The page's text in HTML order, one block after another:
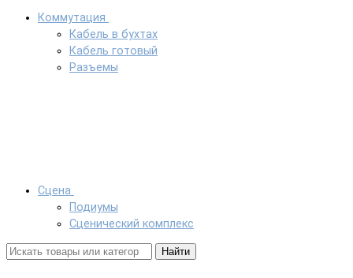
Коммутация
Кабель в бухтах
Кабель готовый
Разъемы
Сцена
Подиумы
Сценический комплекс
Найти